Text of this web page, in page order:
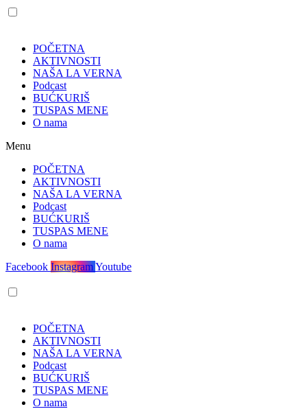
POČETNA
AKTIVNOSTI
NAŠA LA VERNA
Podcast
BUĆKURIŠ
TUSPAS MENE
O nama
Menu
POČETNA
AKTIVNOSTI
NAŠA LA VERNA
Podcast
BUĆKURIŠ
TUSPAS MENE
O nama
Facebook InstagramYoutube
POČETNA
AKTIVNOSTI
NAŠA LA VERNA
Podcast
BUĆKURIŠ
TUSPAS MENE
O nama